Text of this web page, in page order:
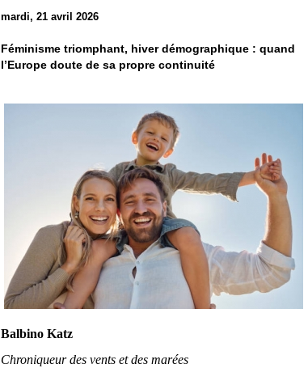
mardi, 21 avril 2026
Féminisme triomphant, hiver démographique : quand
l’Europe doute de sa propre continuité
Balbino Katz
Chroniqueur des vents et des marées